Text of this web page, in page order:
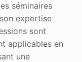
séminaires
expertise
sont
applicables en
une